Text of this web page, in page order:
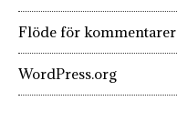
Flöde för kommentarer
WordPress.org